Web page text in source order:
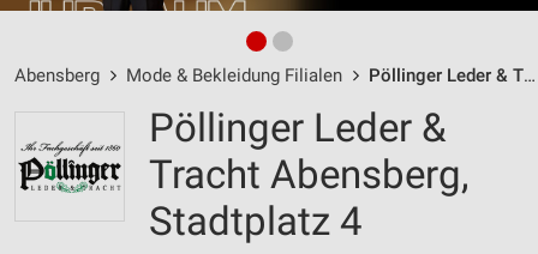
Abensberg Mode & Bekleidung Filialen Pöllinger Leder & Tracht Abensberg / Stadtplatz 4 - Öffnungszeiten & Adresse
Pöllinger Leder &
Tracht Abensberg,
Stadtplatz 4